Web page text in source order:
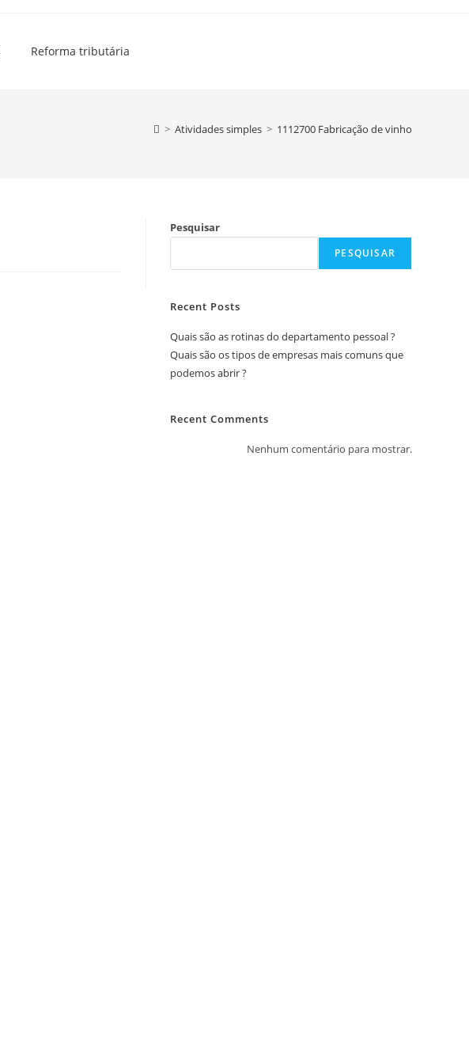
Reforma tributária
> Atividades simples > 1112700 Fabricação de vinho
Pesquisar
PESQUISAR
Recent Posts
Quais são as rotinas do departamento pessoal ?
Quais são os tipos de empresas mais comuns que
podemos abrir ?
Recent Comments
Nenhum comentário para mostrar.